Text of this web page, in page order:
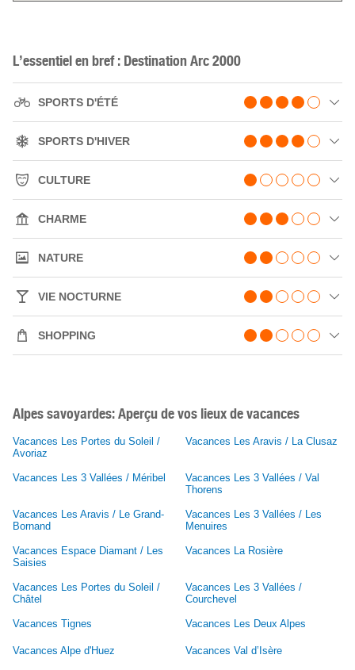
L’essentiel en bref : Destination Arc 2000
SPORTS D'ÉTÉ
SPORTS D'HIVER
CULTURE
CHARME
NATURE
VIE NOCTURNE
SHOPPING
Alpes savoyardes: Aperçu de vos lieux de vacances
Vacances Les Portes du Soleil /
Avoriaz
Vacances Les Aravis / La Clusaz
Vacances Les 3 Vallées / Méribel
Vacances Les 3 Vallées / Val
Thorens
Vacances Les Aravis / Le Grand-
Bornand
Vacances Les 3 Vallées / Les
Menuires
Vacances Espace Diamant / Les
Saisies
Vacances La Rosière
Vacances Les Portes du Soleil /
Châtel
Vacances Les 3 Vallées /
Courchevel
Vacances Tignes Vacances Les Deux Alpes
Vacances Alpe d'Huez Vacances Val d’Isère